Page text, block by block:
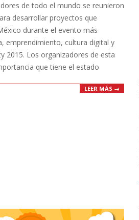
de todo el mundo se reunieron
desarrollar proyectos que
durante el evento más
emprendimiento, cultura digital y
2015. Los organizadores de esta
que tiene el estado
LEER MÁS →